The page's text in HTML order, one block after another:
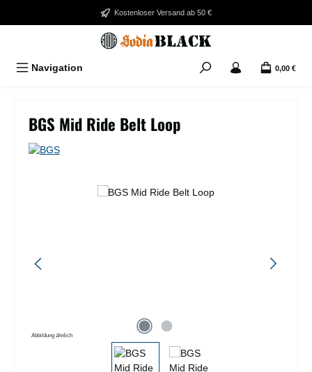
Zum Hauptinhalt springenKostenloser Versand ab 50 €
Navigation 0,00 €
BGS Mid Ride Belt Loop
Bildergalerie überspringen
Abbildung ähnlich